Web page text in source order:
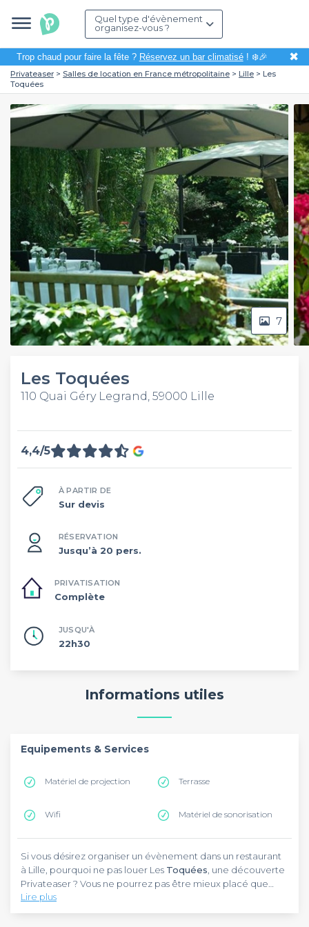
Quel type d'évènement
organisez-vous ?
Trop chaud pour faire la fête ? Réservez un bar climatisé! ❄️🎉 ✖
Privateaser Salles de location en France métropolitaine Lille
Les
Toquées
7
Les Toquées
110 Quai Géry Legrand, 59000 Lille
4,4/5
À PARTIR DE
Sur devis
RÉSERVATION
Jusqu’à 20 pers.
PRIVATISATION
Complète
JUSQU'À
22h30
Informations utiles
Equipements & Services
Matériel de projection Terrasse
Wifi Matériel de sonorisation
Si vous désirez organiser un évènement dans un restaurant
à Lille, pourquoi ne pas louer Les Toquées , une découverte
Privateaser ? Vous ne pourrez pas être mieux placé que
dans cet établissement situé au 110 quai Géry Legrand (près
de la Porte de Paris par exemple). Vous avez besoin
Pour les professionnels, lesToquéesmettent à disposition
Lire plus